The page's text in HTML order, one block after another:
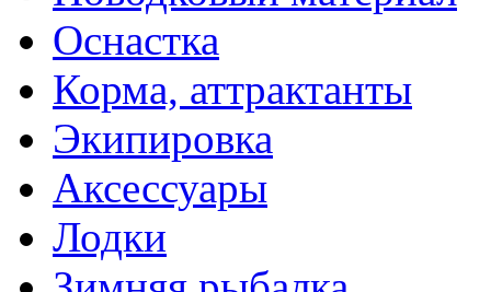
Оснастка
Корма, аттрактанты
Экипировка
Аксессуары
Лодки